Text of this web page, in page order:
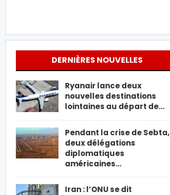
DERNIÈRES NOUVELLES
Ryanair lance deux
nouvelles destinations
lointaines au départ de…
Pendant la crise de Sebta,
deux délégations
diplomatiques
américaines…
Iran : l’ONU se dit